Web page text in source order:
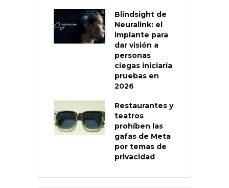
Blindsight de
Neuralink: el
implante para
dar visión a
personas
ciegas iniciaría
pruebas en
2026
Restaurantes y
teatros
prohíben las
gafas de Meta
por temas de
privacidad